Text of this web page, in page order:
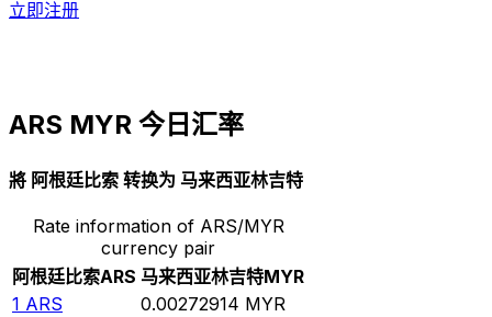
立即注册
ARS MYR 今日汇率
將 阿根廷比索 转换为 马来西亚林吉特
Rate information of ARS/MYR
currency pair
阿根廷比索ARS 马来西亚林吉特MYR
1 ARS 0.00272914 MYR